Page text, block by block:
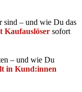
sind – und wie Du das
Kaufauslöser sofort
– und wie Du
in Kund:innen